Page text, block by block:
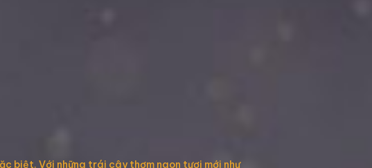
biệt. Với những trái cây thơm ngon tươi mới như